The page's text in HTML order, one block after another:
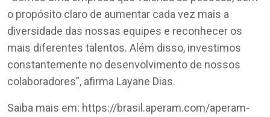
o propósito claro de aumentar cada vez mais a
diversidade das nossas equipes e reconhecer os
mais diferentes talentos. Além disso, investimos
constantemente no desenvolvimento de nossos
colaboradores”, afirma Layane Dias.
Saiba mais em: https://brasil.aperam.com/aperam-